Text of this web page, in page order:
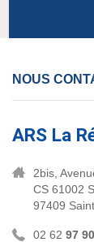
NOUS
ARS La
2bis,
CS 61002
97409
02 62 97